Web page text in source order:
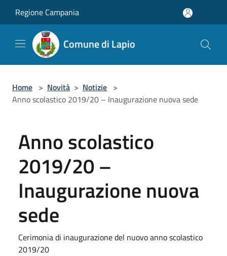
Regione Campania
Comune di Lapio
Home > Novità > Notizie >
Anno scolastico 2019/20 – Inaugurazione nuova sede
Anno scolastico
2019/20 –
Inaugurazione nuova
sede
Cerimonia di inaugurazione del nuovo anno scolastico
2019/20